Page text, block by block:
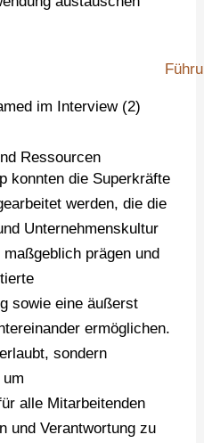
im Interview (2)
Ressourcen
konnten die Superkräfte
werden, die die
Unternehmenskultur
prägen und
sowie eine äußerst
ermöglichen.
sondern
alle Mitarbeitenden
und Verantwortung zu